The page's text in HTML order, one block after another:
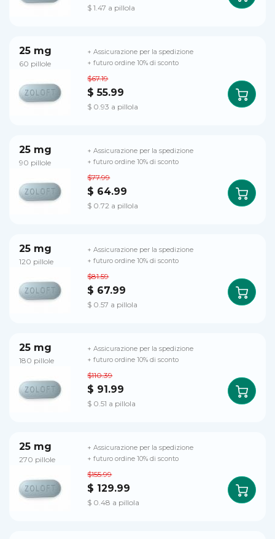
$ 1.47 a pillola
25 mg
60 pillole
$67.19
$ 55.99
$ 0.93 a pillola
+ Assicurazione per la spedizione
+ futuro ordine 10% di sconto
25 mg
90 pillole
$77.99
$ 64.99
$ 0.72 a pillola
+ Assicurazione per la spedizione
+ futuro ordine 10% di sconto
25 mg
120 pillole
$81.59
$ 67.99
$ 0.57 a pillola
+ Assicurazione per la spedizione
+ futuro ordine 10% di sconto
25 mg
180 pillole
$110.39
$ 91.99
$ 0.51 a pillola
+ Assicurazione per la spedizione
+ futuro ordine 10% di sconto
25 mg
270 pillole
$155.99
$ 129.99
$ 0.48 a pillola
+ Assicurazione per la spedizione
+ futuro ordine 10% di sconto